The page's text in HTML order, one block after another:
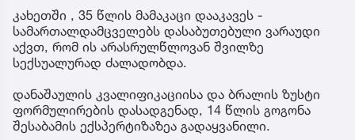
საქმე
კახეთში , 35 წლის მამაკაცი დააკავეს -
სამართალდამცველებს დასაბუთებული ვარაუდი
აქვთ, რომ ის არასრულწლოვან შვილზე
სექსუალურად ძალადობდა.
დანაშაულის კვალიფიკაციისა და ბრალის ზუსტი
ფორმულირების დასადგენად, 14 წლის გოგონა
შესაბამის ექსპერტიზაზეა გადაყვანილი.